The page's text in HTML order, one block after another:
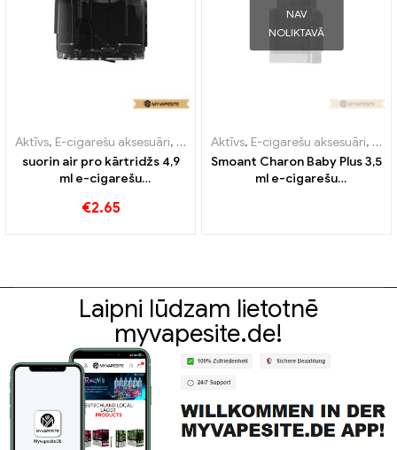
Aktīvs, E-cigarešu aksesuāri, Iztvaicētājs
suorin air pro kārtridžs 4,9
ml e-cigarešu
Pielāgots
€2.65
NAV
NOLIKTAVĀ
Aktīvs, E-cigarešu aksesuāri,
Smoant Charon Baby Plus 3,5
ml e-cigarešu
Laipni lūdzam lietotnē
myvapesite.de!